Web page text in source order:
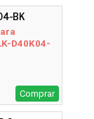
BK
D40K04-
Comprar